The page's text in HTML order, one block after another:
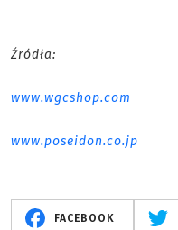
Źródła:
www.wgcshop.com
www.poseidon.co.jp
FACEBOOK